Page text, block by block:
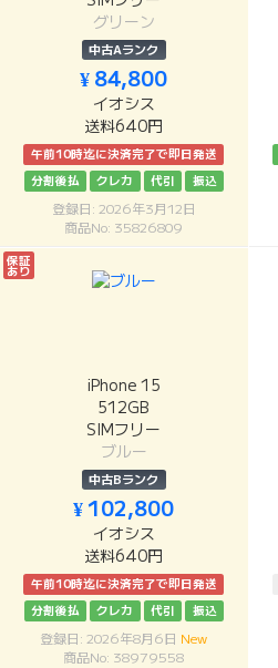
グリーン
中古Aランク
¥ 84,800
イオシス
送料640円
午前10時迄に決済完了で即日発送
分割後払
クレカ 代引 振込
登録日: 2026年3月12日
商品No: 35826809
保証
あり
iPhone 15
512GB
SIMフリー
ブルー
中古Bランク
¥ 102,800
イオシス
送料640円
午前10時迄に決済完了で即日発送
分割後払
クレカ 代引 振込
登録日: 2026年8月6日 New
商品No: 38979558